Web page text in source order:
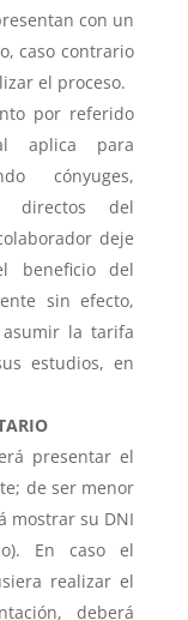
con un
caso contrario
el proceso.
por referido
aplica para
cónyuges,
directos del
deje
beneficio del
sin efecto,
la tarifa
estudios, en
presentar el
de ser menor
mostrar su DNI
En caso el
realizar el
deberá